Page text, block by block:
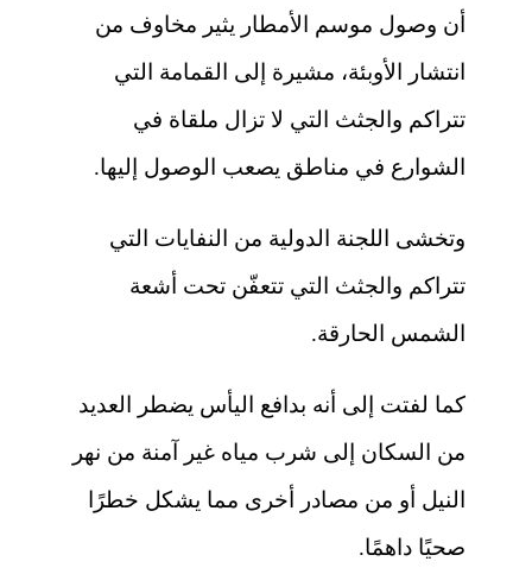
أن وصول موسم الأمطار يثير مخاوف من
انتشار الأوبئة، مشيرة إلى القمامة التي
تتراكم والجثث التي لا تزال ملقاة في
الشوارع في مناطق يصعب الوصول إليها.
وتخشى اللجنة الدولية من النفايات التي
تتراكم والجثث التي تتعفّن تحت أشعة
الشمس الحارقة.
كما لفتت إلى أنه بدافع اليأس يضطر العديد
من السكان إلى شرب مياه غير آمنة من نهر
النيل أو من مصادر أخرى مما يشكل خطرًا
صحيًا داهمًا.